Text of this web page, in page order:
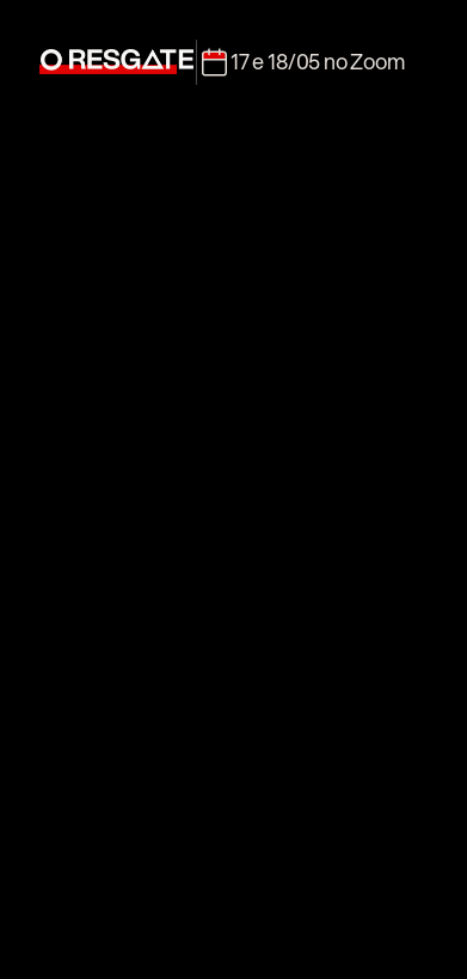
17 e 18/05 no Zoom